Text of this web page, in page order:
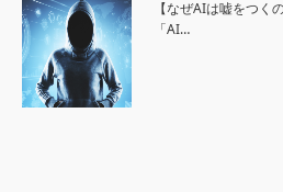
【なぜAIは嘘をつく
「AI…